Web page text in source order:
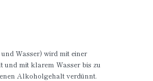
Wasser) wird mit einer
mit klarem Wasser bis zu
Alkoholgehalt verdünnt.